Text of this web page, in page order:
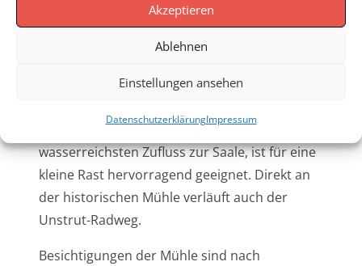
Akzeptieren
Ablehnen
Einstellungen ansehen
DatenschutzerklärungImpressum
von Dingelstädt, an der Unstrut, dem
wasserreichsten Zufluss zur Saale, ist für eine
kleine Rast hervorragend geeignet. Direkt an
der historischen Mühle verläuft auch der
Unstrut-Radweg.
Besichtigungen der Mühle sind nach